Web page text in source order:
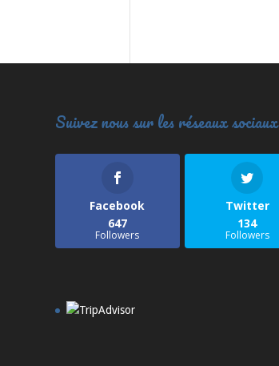
Suivez nous sur les réseaux sociaux
Facebook
647
Followers
Twitter
134
Followers